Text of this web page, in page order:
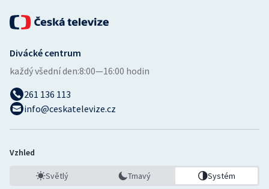
Divácké centrum
každý všední den:8:00—16:00 hodin
261 136 113
info@ceskatelevize.cz
Vzhled
Světlý Tmavý Systém